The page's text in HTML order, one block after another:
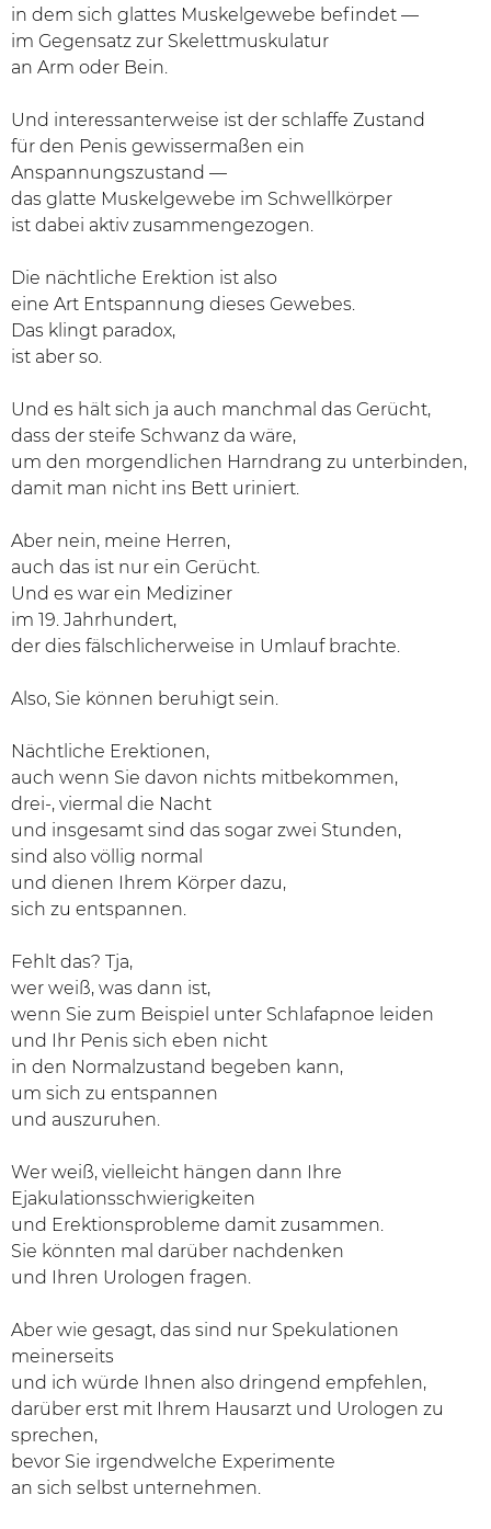
in dem sich glattes Muskelgewebe befindet —
im Gegensatz zur Skelettmuskulatur
an Arm oder Bein.
Und interessanterweise ist der schlaffe Zustand
für den Penis gewissermaßen ein
Anspannungszustand —
das glatte Muskelgewebe im Schwellkörper
ist dabei aktiv zusammengezogen.
Die nächtliche Erektion ist also
eine Art Entspannung dieses Gewebes.
Das klingt paradox,
ist aber so.
Und es hält sich ja auch manchmal das Gerücht,
dass der steife Schwanz da wäre,
um den morgendlichen Harndrang zu unterbinden,
damit man nicht ins Bett uriniert.
Aber nein, meine Herren,
auch das ist nur ein Gerücht.
Und es war ein Mediziner
im 19. Jahrhundert,
der dies fälschlicherweise in Umlauf brachte.
Also, Sie können beruhigt sein.
Nächtliche Erektionen,
auch wenn Sie davon nichts mitbekommen,
drei-, viermal die Nacht
und insgesamt sind das sogar zwei Stunden,
sind also völlig normal
und dienen Ihrem Körper dazu,
sich zu entspannen.
Fehlt das? Tja,
wer weiß, was dann ist,
wenn Sie zum Beispiel unter Schlafapnoe leiden
und Ihr Penis sich eben nicht
in den Normalzustand begeben kann,
um sich zu entspannen
und auszuruhen.
Wer weiß, vielleicht hängen dann Ihre
Ejakulationsschwierigkeiten
und Erektionsprobleme damit zusammen.
Sie könnten mal darüber nachdenken
und Ihren Urologen fragen.
Aber wie gesagt, das sind nur Spekulationen
meinerseits
und ich würde Ihnen also dringend empfehlen,
darüber erst mit Ihrem Hausarzt und Urologen zu
sprechen,
bevor Sie irgendwelche Experimente
an sich selbst unternehmen.